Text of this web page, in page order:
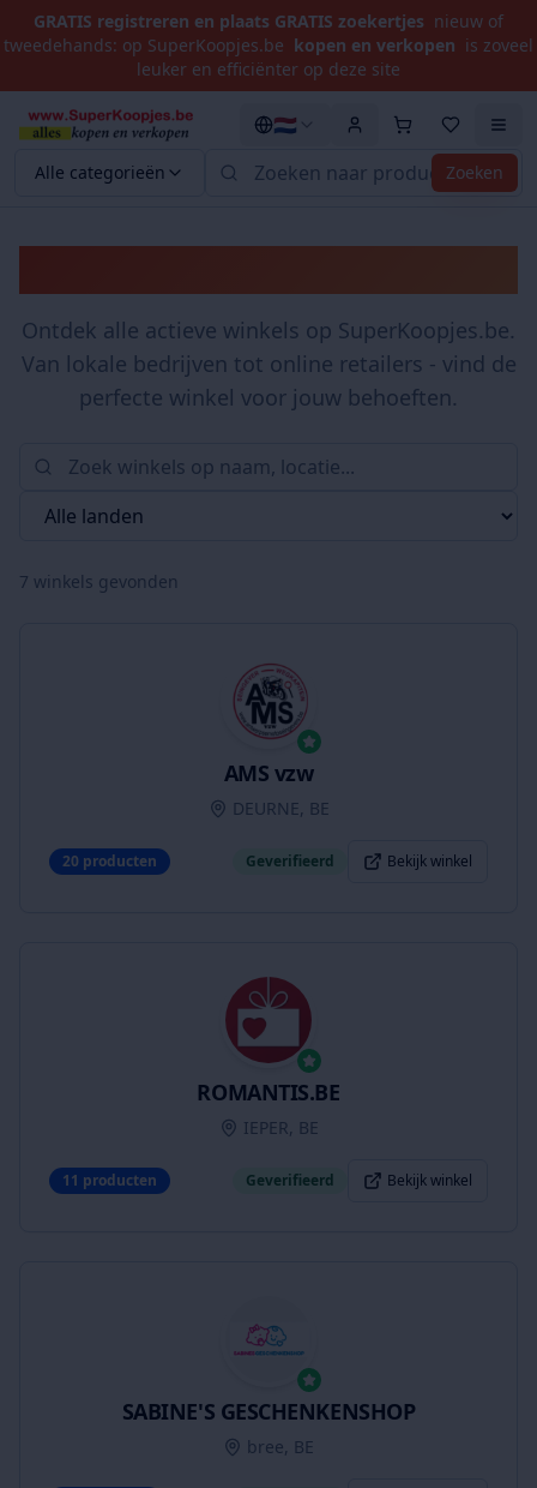
GRATIS registreren en plaats GRATIS zoekertjes nieuw of
tweedehands: op SuperKoopjes.be kopen en verkopen is zoveel
leuker en efficiënter op deze site
Alle categorieën Zoeken
🇳🇱
Ontdek alle actieve winkels op SuperKoopjes.be.
Van lokale bedrijven tot online retailers - vind de
perfecte winkel voor jouw behoeften.
7 winkels gevonden
AMS vzw
DEURNE, BE
20 producten Geverifieerd Bekijk winkel
ROMANTIS.BE
IEPER, BE
11 producten Geverifieerd Bekijk winkel
SABINE'S GESCHENKENSHOP
bree, BE